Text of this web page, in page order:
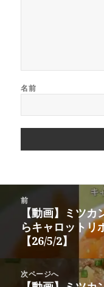
名前
前
前
の
投
【動画】ミツ
らキャロットリ
【26/5/2】
次ページへ